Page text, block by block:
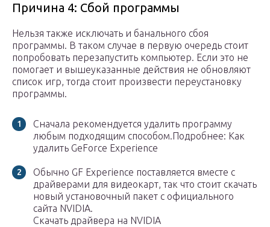
Причина 4: Сбой программы
Нельзя также исключать и банального сбоя
программы. В таком случае в первую очередь стоит
попробовать перезапустить компьютер. Если это не
помогает и вышеуказанные действия не обновляют
список игр, тогда стоит произвести переустановку
программы.
Сначала рекомендуется удалить программу
любым подходящим способом.Подробнее: Как
удалить GeForce Experience
Обычно GF Experience поставляется вместе с
драйверами для видеокарт, так что стоит скачать
новый установочный пакет с официального
сайта NVIDIA.
Скачать драйвера на NVIDIA